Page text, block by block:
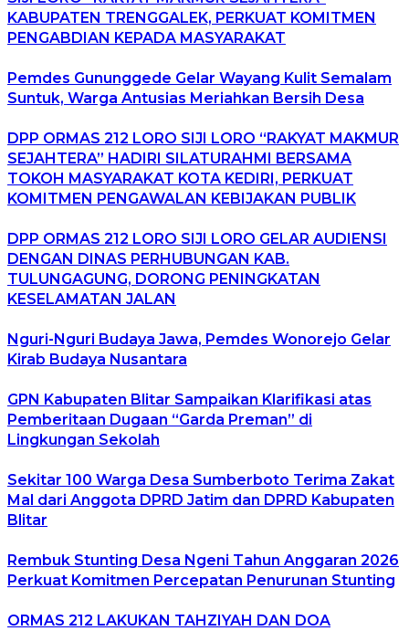
KABUPATEN TRENGGALEK, PERKUAT KOMITMEN
PENGABDIAN KEPADA MASYARAKAT
Pemdes Gununggede Gelar Wayang Kulit Semalam
Suntuk, Warga Antusias Meriahkan Bersih Desa
DPP ORMAS 212 LORO SIJI LORO “RAKYAT MAKMUR
SEJAHTERA” HADIRI SILATURAHMI BERSAMA
TOKOH MASYARAKAT KOTA KEDIRI, PERKUAT
KOMITMEN PENGAWALAN KEBIJAKAN PUBLIK
DPP ORMAS 212 LORO SIJI LORO GELAR AUDIENSI
DENGAN DINAS PERHUBUNGAN KAB.
TULUNGAGUNG, DORONG PENINGKATAN
KESELAMATAN JALAN
Nguri-Nguri Budaya Jawa, Pemdes Wonorejo Gelar
Kirab Budaya Nusantara
GPN Kabupaten Blitar Sampaikan Klarifikasi atas
Pemberitaan Dugaan “Garda Preman” di
Lingkungan Sekolah
Sekitar 100 Warga Desa Sumberboto Terima Zakat
Mal dari Anggota DPRD Jatim dan DPRD Kabupaten
Blitar
Rembuk Stunting Desa Ngeni Tahun Anggaran 2026
Perkuat Komitmen Percepatan Penurunan Stunting
ORMAS 212 LAKUKAN TAHZIYAH DAN DOA